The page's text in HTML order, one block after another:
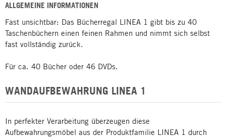
ALLGEMEINE INFORMATIONEN
Fast unsichtbar: Das Bücherregal LINEA 1 gibt bis zu 40
Taschenbüchern einen feinen Rahmen und nimmt sich selbst
fast vollständig zurück.
Für ca. 40 Bücher oder 46 DVDs.
WANDAUFBEWAHRUNG LINEA 1
In perfekter Verarbeitung überzeugen diese
Aufbewahrungsmöbel aus der Produktfamilie LINEA 1 durch